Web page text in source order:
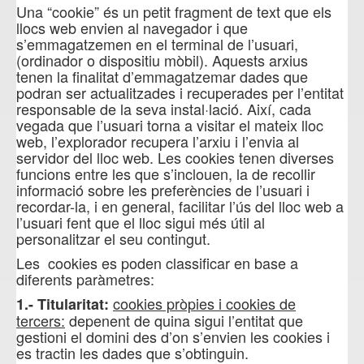
Una “cookie” és un petit fragment de text que els
llocs web envien al navegador i que
s’emmagatzemen en el terminal de l’usuari,
(ordinador o dispositiu mòbil). Aquests arxius
tenen la finalitat d’emmagatzemar dades que
podran ser actualitzades i recuperades per l’entitat
responsable de la seva instal·lació. Així, cada
vegada que l’usuari torna a visitar el mateix lloc
web, l’explorador recupera l’arxiu i l’envia al
servidor del lloc web. Les cookies tenen diverses
funcions entre les que s’inclouen, la de recollir
informació sobre les preferències de l’usuari i
recordar-la, i en general, facilitar l’ús del lloc web a
l’usuari fent que el lloc sigui més útil al
personalitzar el seu contingut.
Les cookies es poden classificar en base a
diferents paràmetres:
1.- Titularitat: cookies pròpies i cookies de
tercers: depenent de quina sigui l’entitat que
gestioni el domini des d’on s’envien les cookies i
es tractin les dades que s’obtinguin.